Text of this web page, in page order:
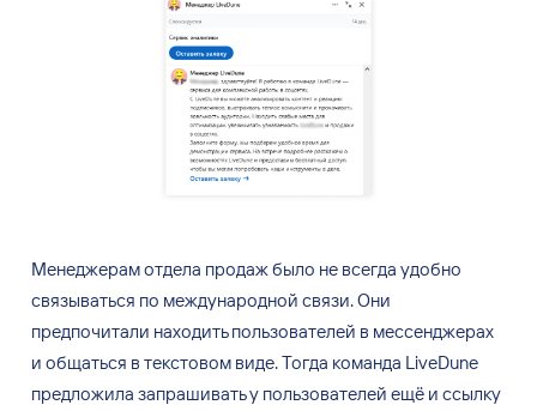
Менеджерам отдела продаж было не всегда удобно
связываться по международной связи. Они
предпочитали находить пользователей в мессенджерах
и общаться в текстовом виде. Тогда команда LiveDune
предложила запрашивать у пользователей ещё и ссылку